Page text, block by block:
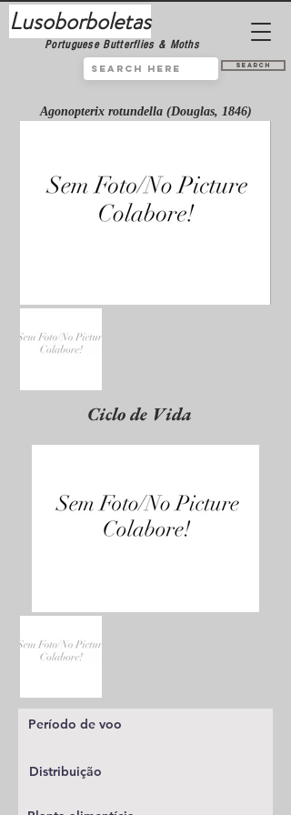
Lusoborboletas
Portuguese Butterflies & Moths
Search
Agonopterix rotundella (Douglas, 1846)
Ciclo de Vida
Período de voo
Distribuição